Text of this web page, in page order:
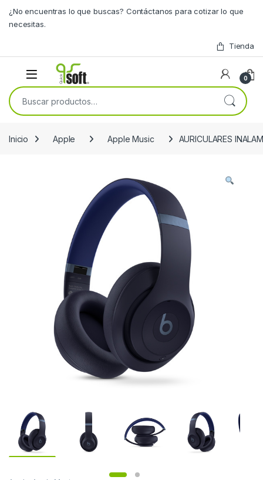
¿No encuentras lo que buscas? Contáctanos para cotizar lo que
necesitas.
Tienda
0
Buscar por:
Inicio Apple Apple Music AURICULARES